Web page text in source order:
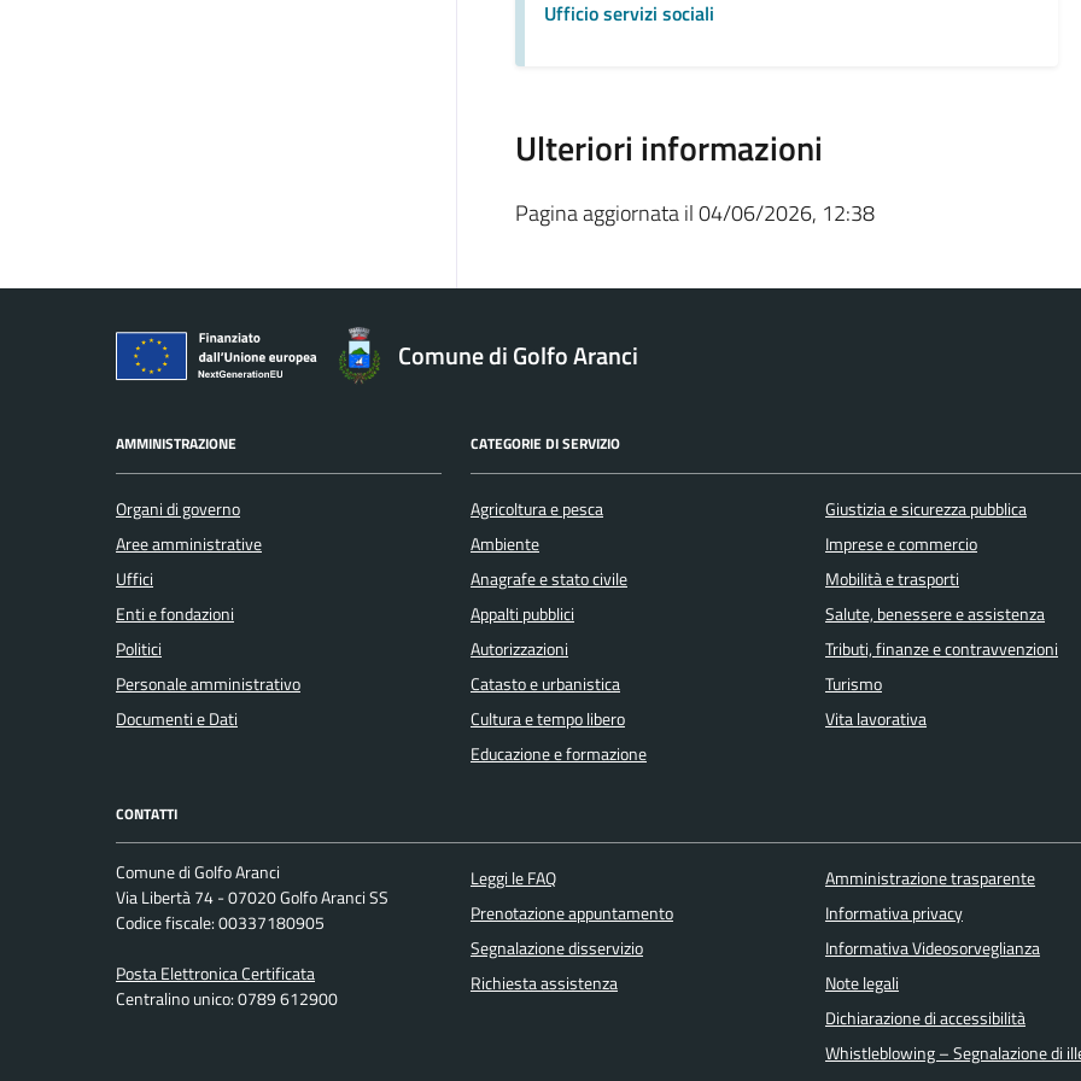
Ufficio servizi sociali
Ulteriori informazioni
Pagina aggiornata il 04/06/2026, 12:38
Comune di Golfo Aranci
AMMINISTRAZIONE
Organi di governo
Aree amministrative
Uffici
Enti e fondazioni
Politici
Personale amministrativo
Documenti e Dati
CATEGORIE DI SERVIZIO
Agricoltura e pesca
Ambiente
Anagrafe e stato civile
Appalti pubblici
Autorizzazioni
Catasto e urbanistica
Cultura e tempo libero
Educazione e formazione
Giustizia e sicurezza pubblica
Imprese e commercio
Mobilità e trasporti
Salute, benessere e assistenza
Tributi, finanze e contravvenzioni
Turismo
Vita lavorativa
CONTATTI
Comune di Golfo Aranci
Via Libertà 74 - 07020 Golfo Aranci SS
Codice fiscale: 00337180905
Posta Elettronica Certificata
Centralino unico: 0789 612900
Leggi le FAQ
Prenotazione appuntamento
Segnalazione disservizio
Richiesta assistenza
Amministrazione trasparente
Informativa privacy
Informativa Videosorveglianza
Note legali
Dichiarazione di accessibilità
Whistleblowing – Segnalazione di